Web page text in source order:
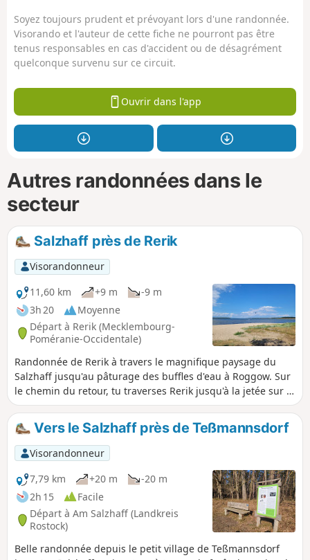
Soyez toujours prudent et prévoyant lors d'une randonnée.
Visorando et l'auteur de cette fiche ne pourront pas être
tenus responsables en cas d'accident ou de désagrément
quelconque survenu sur ce circuit.
Ouvrir dans l'app
Autres randonnées dans le
secteur
Salzhaff près de Rerik
Visorandonneur
11,60 km
+9 m
-9 m
3h 20
Moyenne
Départ à Rerik (Mecklembourg-
Poméranie-Occidentale)
Randonnée de Rerik à travers le magnifique paysage du
Salzhaff jusqu'au pâturage des buffles d'eau à Roggow. Sur
le chemin du retour, tu traverses Rerik jusqu'à la jetée sur la
mer Baltique et passes devant l'église pour revenir au
parking.Vers le Salzhaff près de Teßmannsdorf
Visorandonneur
7,79 km
+20 m
-20 m
2h 15
Facile
Départ à Am Salzhaff (Landkreis
Rostock)
Belle randonnée depuis le petit village de Teßmannsdorf